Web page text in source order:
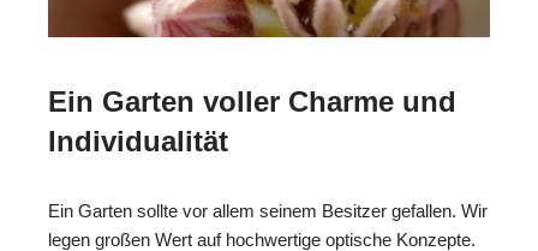
Ein Garten voller Charme und
Individualität
Ein Garten sollte vor allem seinem Besitzer gefallen. Wir
legen großen Wert auf hochwertige optische Konzepte.